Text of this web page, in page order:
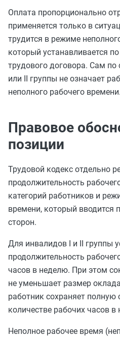
Оплата пропорционально
применяется только в
трудится в режиме
который устанавливается
трудового договора. Сам по
или II группы не означает
неполного рабочего времени.
Правовое
позиции
Трудовой кодекс отдельно
продолжительность
категорий работников и
времени, который вводится
сторон.
Для инвалидов I и II группы
продолжительность
часов в неделю. При этом
не уменьшает размер
работник сохраняет
количестве рабочих часов в
Неполное рабочее время